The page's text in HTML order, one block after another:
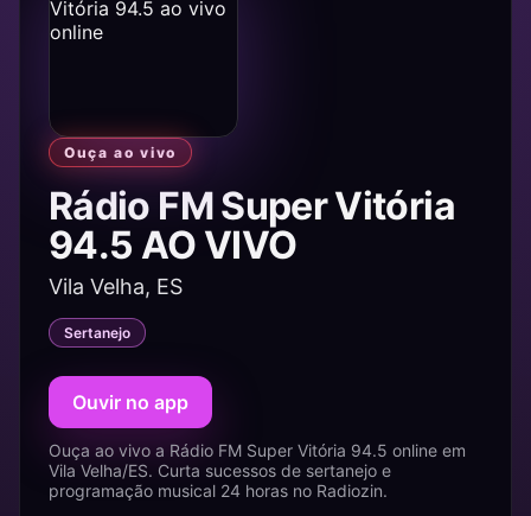
Ouça ao vivo
Rádio FM Super Vitória
94.5 AO VIVO
Vila Velha, ES
Sertanejo
Ouvir no app
Ouça ao vivo a Rádio FM Super Vitória 94.5 online em
Vila Velha/ES. Curta sucessos de sertanejo e
programação musical 24 horas no Radiozin.